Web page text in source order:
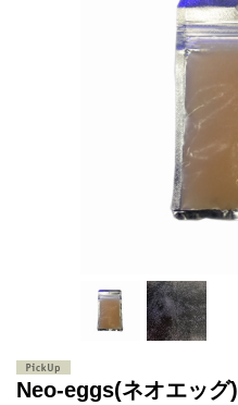
Neo-eggs(ネオエッグ)